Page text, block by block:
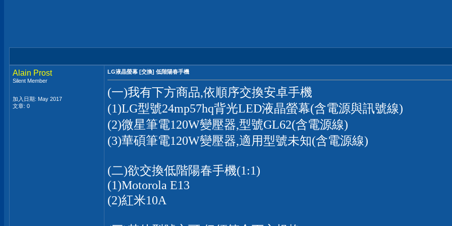
Alain Prost
Silent Member
加入日期: May 2017
文章: 0
LG液晶螢幕 [交換] 低階陽春手機
(一)我有下方商品,依順序交換安卓手機
(1)LG型號24mp57hq背光LED液晶螢幕(含電源與訊號線)
(2)微星筆電120W變壓器,型號GL62(含電源線)
(3)華碩筆電120W變壓器,適用型號未知(含電源線)
(二)欲交換低階陽春手機(1:1)
(1)Motorola E13
(2)紅米10A